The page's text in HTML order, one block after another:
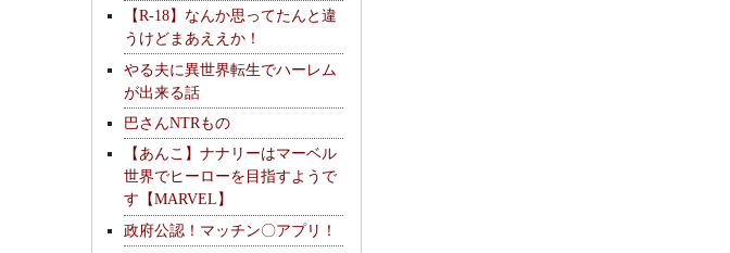
【R-18】なんか思ってたんと違
うけどまあええか！
やる夫に異世界転生でハーレム
が出来る話
巴さんNTRもの
【あんこ】ナナリーはマーベル
世界でヒーローを目指すようで
す【MARVEL】
政府公認！マッチン〇アプリ！